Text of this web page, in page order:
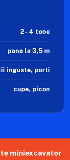
2 - 4 tone
pana la 3,5 m
inguste, porti
cupe, picon
miniexcavator